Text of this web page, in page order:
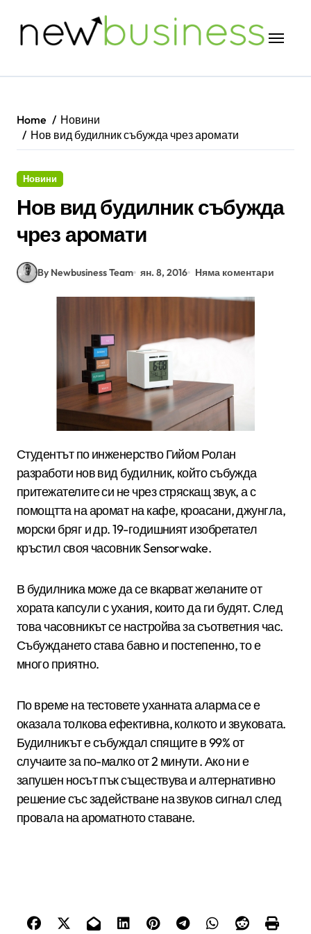
Home
Новини
Нов вид будилник събужда чрез аромати
Новини
Нов вид будилник събужда
чрез аромати
By Newbusiness Team ян. 8, 2016 Няма коментари
Студентът по инженерство Гийом Ролан
разработи нов вид будилник, който събужда
притежателите си не чрез стряскащ звук, а с
помощтта на аромат на кафе, кроасани, джунгла,
морски бряг и др. 19-годишният изобретател
кръстил своя часовник Sensorwake.
В будилника може да се вкарват желаните от
хората капсули с ухания, които да ги будят. След
това часовникът се настройва за съответния час.
Събуждането става бавно и постепенно, то е
много приятно.
По време на тестовете уханната аларма се е
оказала толкова ефективна, колкото и звуковата.
Будилникът е събуждал спящите в 99% от
случаите за по-малко от 2 минути. Ако ни е
запушен носът пък съществува и алтернативно
решение със задействане на звуков сигнал след
провала на ароматното ставане.